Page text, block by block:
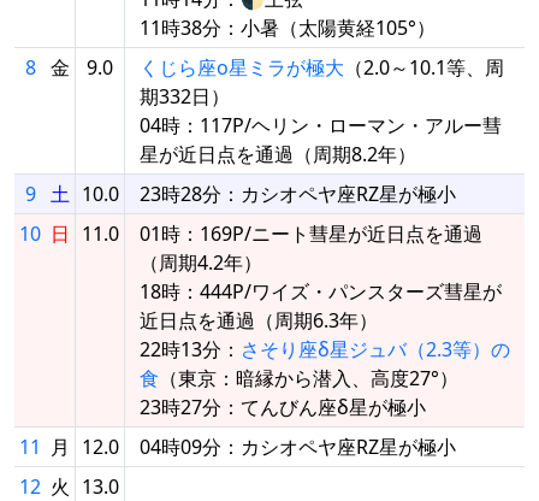
11時38分：小暑（太陽黄経105°）
8 金 9.0 くじら座ο星ミラが極大 （2.0～10.1等、周
期332日）
04時：117P/ヘリン・ローマン・アルー彗
星が近日点を通過（周期8.2年）
9 土 10.0
23時28分：カシオペヤ座RZ星が極小
10 日 11.0
01時：169P/ニート彗星が近日点を通過
（周期4.2年）
18時：444P/ワイズ・パンスターズ彗星が
近日点を通過（周期6.3年）
22時13分： さそり座δ星ジュバ（2.3等）の
食 （東京：暗縁から潜入、高度27°）
23時27分：てんびん座δ星が極小
11 月 12.0
04時09分：カシオペヤ座RZ星が極小
12 火 13.0